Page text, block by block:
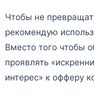
Чтобы не
рекомендую
Вместо того чтобы
проявлять
интерес» к офферу